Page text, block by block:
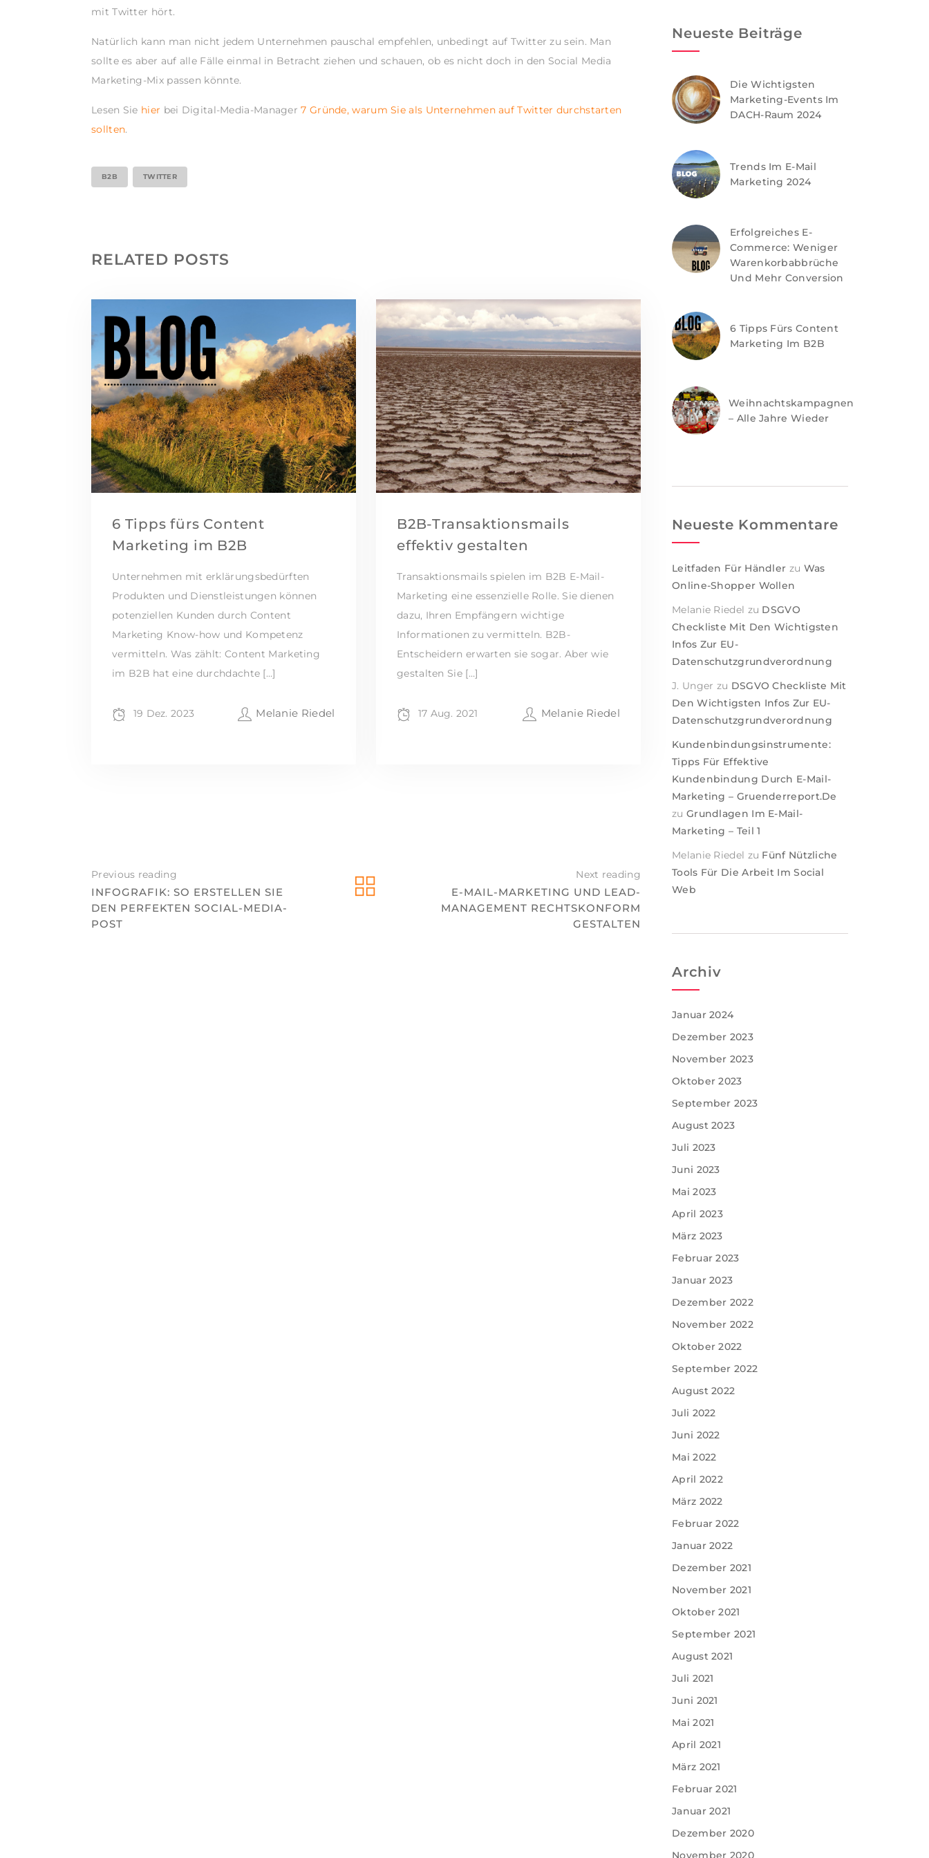
mit Twitter hört.
Natürlich kann man nicht jedem Unternehmen pauschal empfehlen, unbedingt auf Twitter zu sein. Man
sollte es aber auf alle Fälle einmal in Betracht ziehen und schauen, ob es nicht doch in den Social Media
Marketing-Mix passen könnte.
Lesen Sie hier bei Digital-Media-Manager7 Gründe, warum Sie als Unternehmen auf Twitter durchstarten
sollten.
B2B TWITTER
RELATED POSTS
6 Tipps fürs Content
Marketing im B2B
Unternehmen mit erklärungsbedürften
Produkten und Dienstleistungen können
potenziellen Kunden durch Content
Marketing Know-how und Kompetenz
vermitteln. Was zählt: Content Marketing
im B2B hat eine durchdachte […]
19 Dez. 2023 Melanie Riedel
B2B-Transaktionsmails
effektiv gestalten
Transaktionsmails spielen im B2B E-Mail-
Marketing eine essenzielle Rolle. Sie dienen
dazu, Ihren Empfängern wichtige
Informationen zu vermitteln. B2B-
Entscheidern erwarten sie sogar. Aber wie
gestalten Sie […]
17 Aug. 2021 Melanie Riedel
Previous reading
INFOGRAFIK: SO ERSTELLEN SIE
DEN PERFEKTEN SOCIAL-MEDIA-
POST
Next reading
E-MAIL-MARKETING UND LEAD-
MANAGEMENT RECHTSKONFORM
GESTALTEN
Neueste Beiträge
Die Wichtigsten
Marketing-Events Im
DACH-Raum 2024
Trends Im E-Mail
Marketing 2024
Erfolgreiches E-
Commerce: Weniger
Warenkorbabbrüche
Und Mehr Conversion
6 Tipps Fürs Content
Marketing Im B2B
Weihnachtskampagnen
– Alle Jahre Wieder
Neueste Kommentare
Leitfaden Für Händler zu Was
Online-Shopper Wollen
Melanie Riedel zu DSGVO
Checkliste Mit Den Wichtigsten
Infos Zur EU-
Datenschutzgrundverordnung
J. Unger zu DSGVO Checkliste Mit
Den Wichtigsten Infos Zur EU-
Datenschutzgrundverordnung
Kundenbindungsinstrumente:
Tipps Für Effektive
Kundenbindung Durch E-Mail-
Marketing – Gruenderreport.de
zu Grundlagen Im E-Mail-
Marketing – Teil 1
Melanie Riedel zu Fünf Nützliche
Tools Für Die Arbeit Im Social
Web
Archiv
Januar 2024
Dezember 2023
November 2023
Oktober 2023
September 2023
August 2023
Juli 2023
Juni 2023
Mai 2023
April 2023
März 2023
Februar 2023
Januar 2023
Dezember 2022
November 2022
Oktober 2022
September 2022
August 2022
Juli 2022
Juni 2022
Mai 2022
April 2022
März 2022
Februar 2022
Januar 2022
Dezember 2021
November 2021
Oktober 2021
September 2021
August 2021
Juli 2021
Juni 2021
Mai 2021
April 2021
März 2021
Februar 2021
Januar 2021
Dezember 2020
November 2020